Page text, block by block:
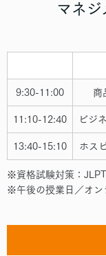
マネジ
9:30-11:00 商
11:10-12:40 ビジ
13:40-15:10 ホス
※資格試験対策：
※午後の授業日／オン